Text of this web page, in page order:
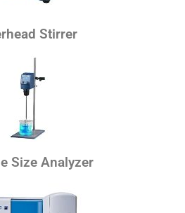
Stirrer
Size Analyzer